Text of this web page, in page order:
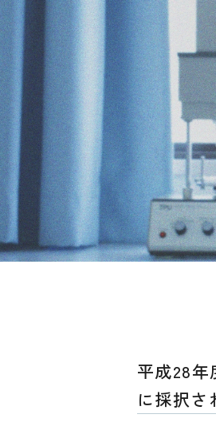
平成28
に採択さ